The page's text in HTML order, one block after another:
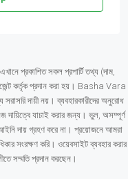
প্রকাশিত সকল প্রপার্টি তথ্য (দাম,
কর্তৃক প্রদান করা হয়। Basha Vara
সরাসরি দায়ী নয়। ব্যবহারকারীদের অনুরোধ
দায়িত্বে যাচাই করার জন্য। ভুল, অসম্পূর্ণ
দায় গ্রহণ করে না। প্রয়োজনে আমরা
সংরক্ষণ করি। ওয়েবসাইট ব্যবহার করার
সম্মতি প্রদান করছেন।